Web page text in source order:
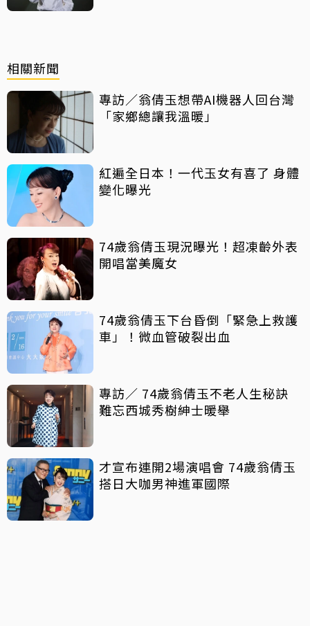
相關新聞
專訪／翁倩玉想帶AI機器人回台灣
「家鄉總讓我溫暖」
紅遍全日本！一代玉女有喜了 身體
變化曝光
74歲翁倩玉現況曝光！超凍齡外表
開唱當美魔女
74歲翁倩玉下台昏倒「緊急上救護
車」！微血管破裂出血
專訪／ 74歲翁倩玉不老人生秘訣
難忘西城秀樹紳士暖舉
才宣布連開2場演唱會 74歲翁倩玉
搭日大咖男神進軍國際